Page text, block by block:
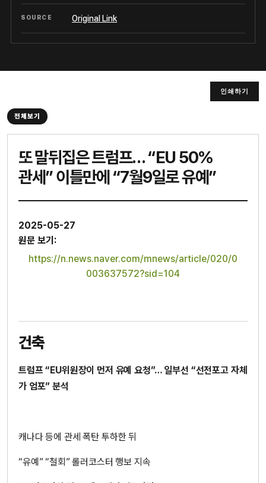
SOURCE Original Link
인쇄하기
전체보기
또 말뒤집은 트럼프… “EU 50%
관세” 이틀만에 “7월9일로 유예”
2025-05-27
원문 보기:
https://n.news.naver.com/mnews/article/020/0
003637572?sid=104
건축
트럼프 “EU위원장이 먼저 유예 요청”… 일부선 “선전포고 자체
가 엄포” 분석
캐나다 등에 관세 폭탄 투하한 뒤
“유예” “철회” 롤러코스터 행보 지속